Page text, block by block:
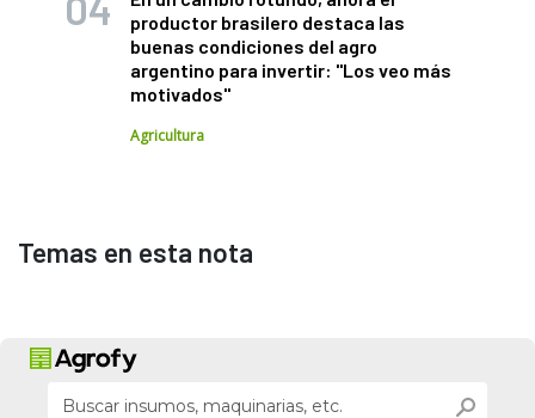
productor brasilero destaca las
buenas condiciones del agro
argentino para invertir: "Los veo más
motivados"
Agricultura
Temas en esta nota